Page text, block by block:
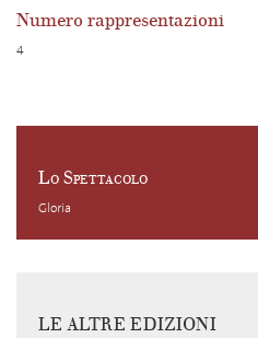
Numero rappresentazioni
4
Lo Spettacolo
Gloria
LE ALTRE EDIZIONI